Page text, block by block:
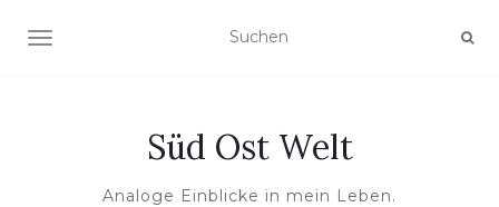
NAVIGATION UMSCHALTEN
Süd Ost Welt
Analoge Einblicke in mein Leben.